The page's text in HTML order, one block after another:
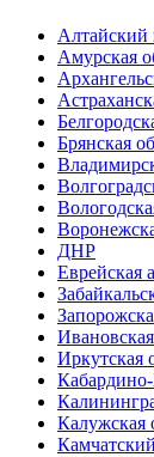
Алтайский
Амурская
Брянская
ДНР
Еврейская
Иркутская
Кабардино-
Калужская